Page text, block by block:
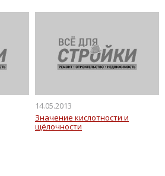
14.05.2013
Значение кислотности и
щёлочности